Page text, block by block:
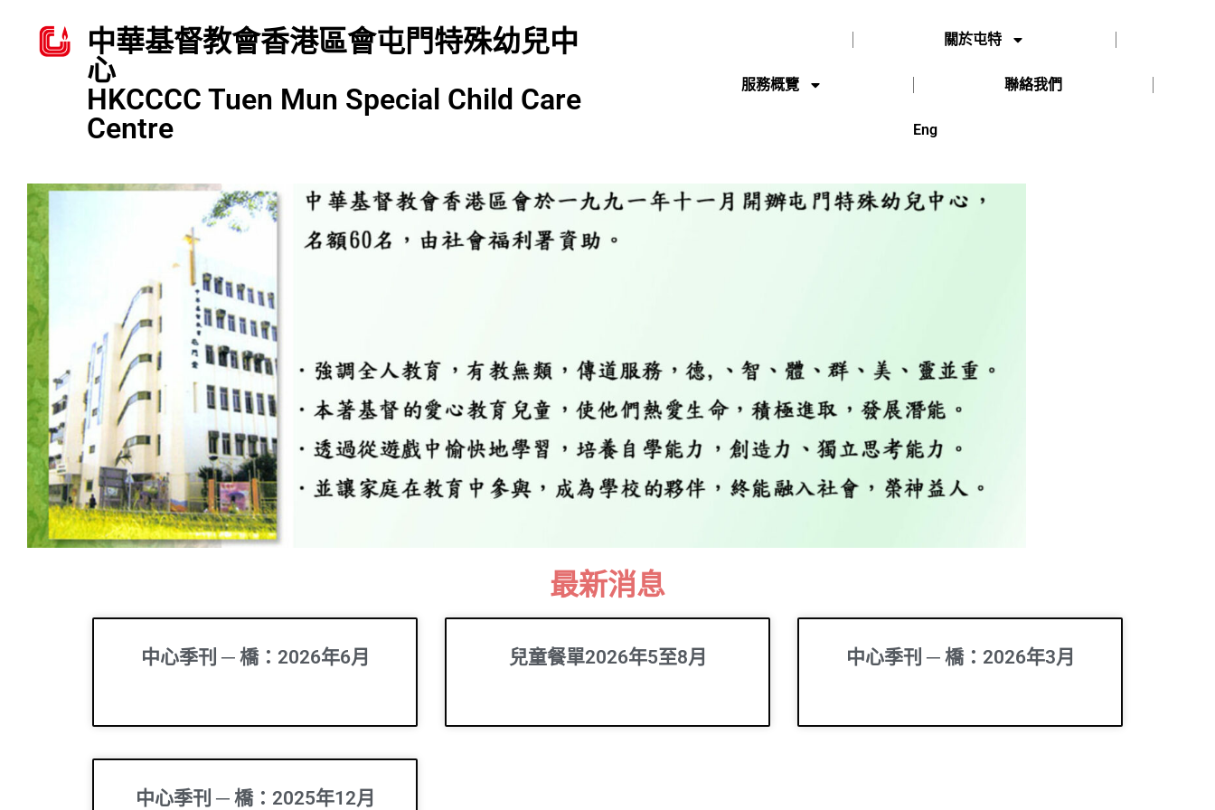
中華基督教會香港區會屯門特殊幼兒中
心
HKCCCC Tuen Mun Special Child Care
Centre
關於屯特
服務概覽 聯絡我們
Eng
最新消息
中心季刊 ─ 橋：2026年6月 兒童餐單2026年5至8月 中心季刊 ─ 橋：2026年3月
中心季刊 ─ 橋：2025年12月